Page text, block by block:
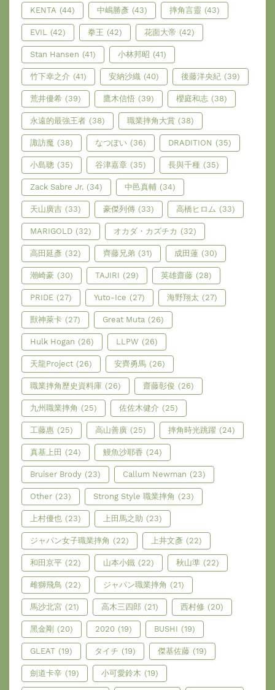
KENTA (44) 中嶋勝彥 (43) 摔角言靈 (43)
EVIL (42) 拳王 (42) 花面大帝 (42)
Stan Hansen (41) 小林邦昭 (41)
竹下幸之介 (41) 安納沙織 (40) 後藤洋央紀 (39)
荒井優希 (39) 鷹木信悟 (39) 櫻庭和志 (38)
永遠的最強王者 (38) 職業摔角大賞 (38)
諏訪魔 (38) なつぽい (36) DRADITION (35)
小島聰 (35) 谷津嘉章 (35) 長與千種 (35)
Zack Sabre Jr. (34) 中邑真輔 (34)
天山廣吉 (33) 豪傑列傳 (33) 高橋ヒロム (33)
MARIGOLD (32) オカダ・カズチカ (32)
高田延彥 (32) 齊藤兄弟 (31) 成田蓮 (30)
潮崎豪 (30) TAJIRI (29) 英雄齋藤 (28)
PRIDE (27) Yuto-Ice (27) 海野翔太 (27)
獸神萊卡 (27) Great Muta (26)
Hulk Hogan (26) LLPW (26)
天龍Project (26) 安齊勇馬 (26)
職業摔角歷史資料庫 (26) 齋藤彰俊 (26)
九州職業摔角 (25) 佐佐木健介 (25)
工藤惠 (25) 高山善廣 (25) 摔角時光跳躍 (24)
真基上田 (24) 鰻魚沙耶香 (24)
Bruiser Brody (23) Callum Newman (23)
Other (23) Strong Style 職業摔角 (23)
上村優也 (23) 上田馬之助 (23)
ジャパン女子職業摔角 (22) 上井文彥 (22)
和田京平 (22) 山本小鐵 (22) 秋山準 (22)
雌獅飛鳥 (22) ジャパン職業摔角 (21)
馬沙北宮 (21) 高木三四郎 (21) 西村修 (20)
黑金剛 (20) 2020 (19) BUSHI (19)
GLEAT (19) タイチ (19) 傑基佐藤 (19)
劍道卡辛 (19) 小可愛鈴木 (19)